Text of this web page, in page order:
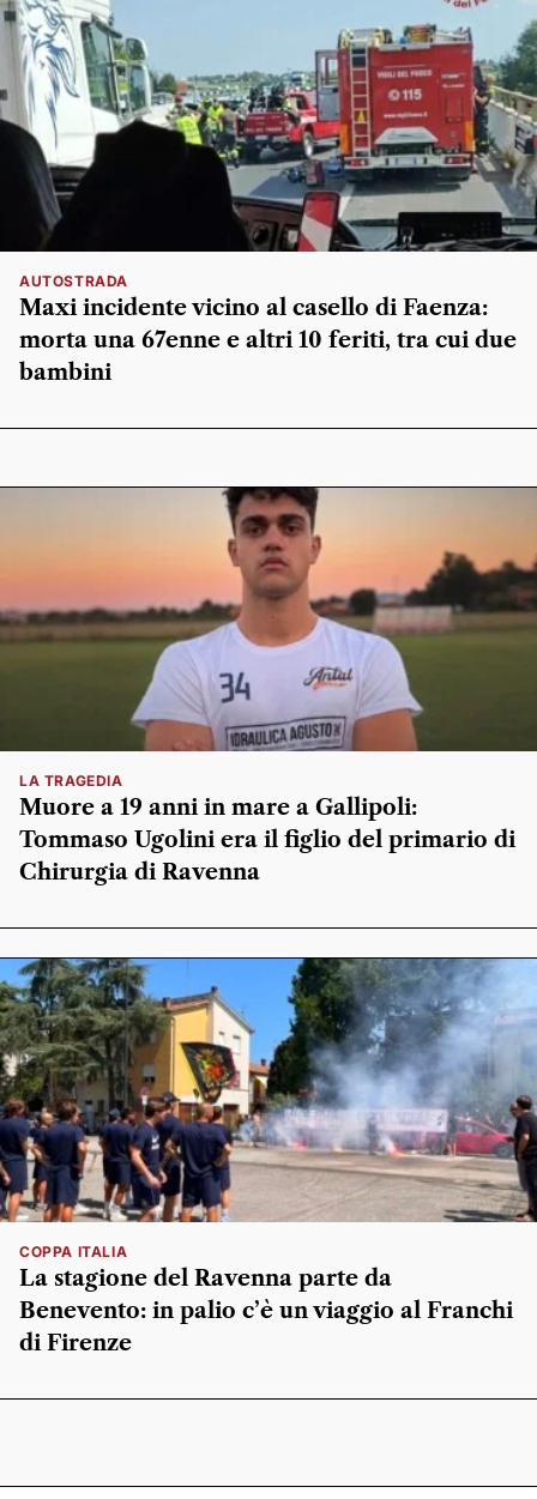
AUTOSTRADA
Maxi incidente vicino al casello di Faenza:
morta una 67enne e altri 10 feriti, tra cui due
bambini
LA TRAGEDIA
Muore a 19 anni in mare a Gallipoli:
Tommaso Ugolini era il figlio del primario di
Chirurgia di Ravenna
COPPA ITALIA
La stagione del Ravenna parte da
Benevento: in palio c’è un viaggio al Franchi
di Firenze